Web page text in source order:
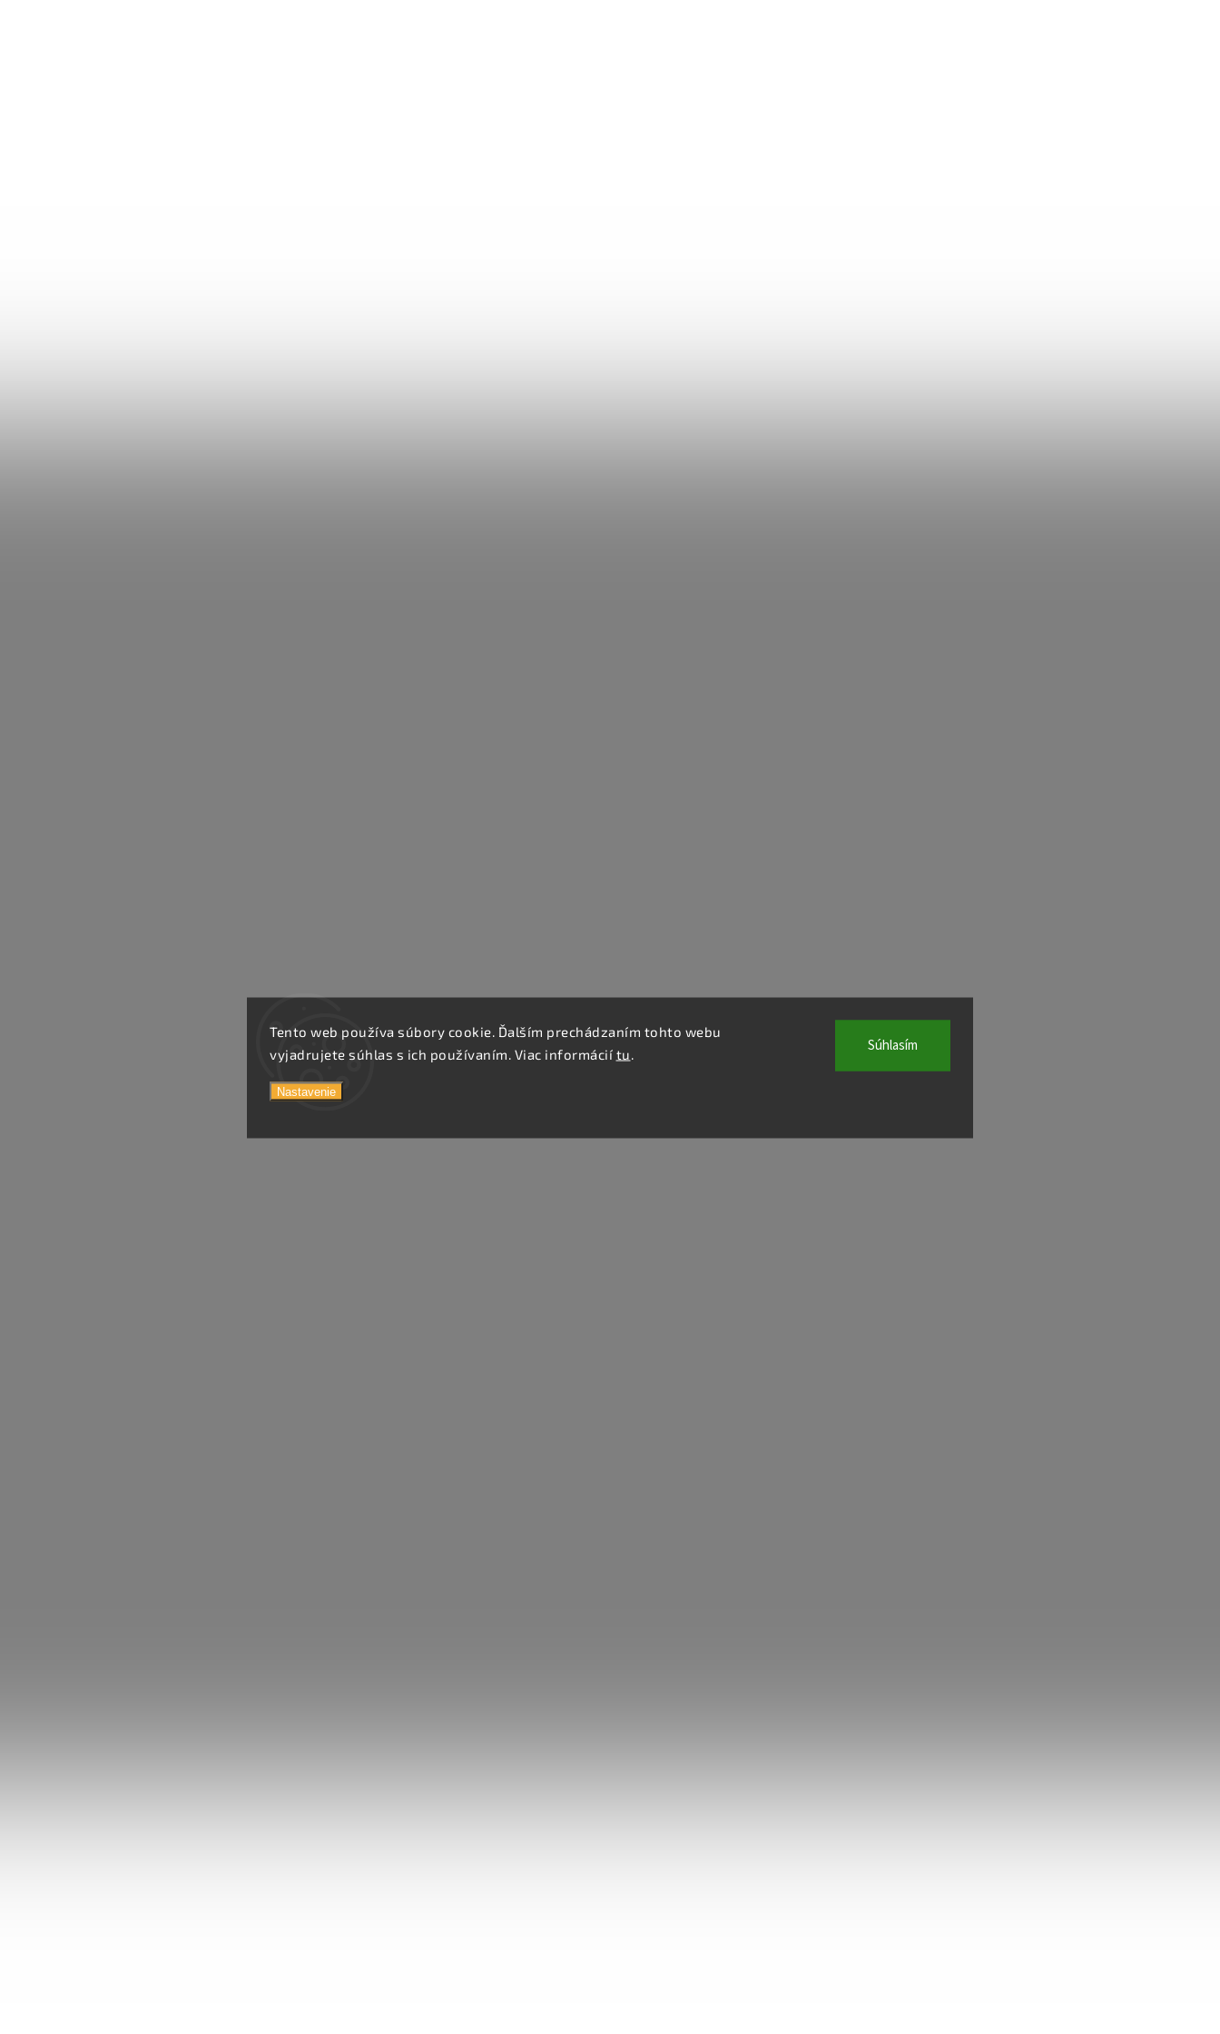
Tento web používa súbory cookie. Ďalším prechádzaním tohto webu
vyjadrujete súhlas s ich používaním. Viac informácií tu
Nastavenie
Súhlasím